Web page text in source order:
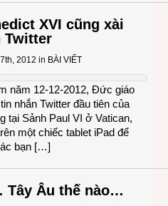
XVI cũng xài
Twitter
2012 in BÀI VIẾT
năm 12-12-2012, Đức giáo
nhắn Twitter đầu tiên của
tại Sảnh Paul VI ở Vatican,
một chiếc tablet iPad để
bạn […]
Âu thế nào…